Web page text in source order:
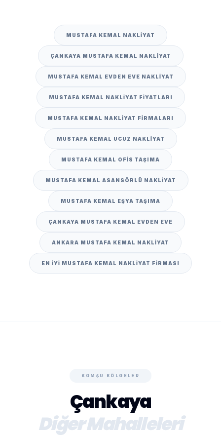
MUSTAFA KEMAL NAKLIYAT
ÇANKAYA MUSTAFA KEMAL NAKLIYAT
MUSTAFA KEMAL EVDEN EVE NAKLIYAT
MUSTAFA KEMAL NAKLIYAT FIYATLARI
MUSTAFA KEMAL NAKLIYAT FIRMALARI
MUSTAFA KEMAL UCUZ NAKLIYAT
MUSTAFA KEMAL OFIS TAŞIMA
MUSTAFA KEMAL ASANSÖRLÜ NAKLIYAT
MUSTAFA KEMAL EŞYA TAŞIMA
ÇANKAYA MUSTAFA KEMAL EVDEN EVE
ANKARA MUSTAFA KEMAL NAKLIYAT
EN IYI MUSTAFA KEMAL NAKLIYAT FIRMASI
KOMŞU BÖLGELER
Çankaya
Diğer Mahalleleri